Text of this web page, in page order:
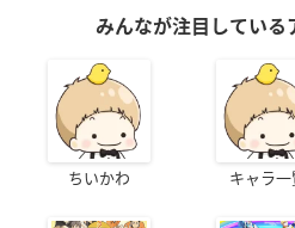
みんなが注目している
ちいかわ キャラ一